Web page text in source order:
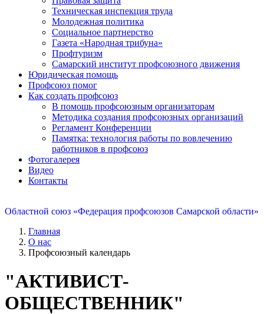
Техническая инспекция труда
Молодежная политика
Социальное партнерство
Газета «Народная трибуна»
Профтуризм
Самарский институт профсоюзного движения
Юридическая помощь
Профсоюз помог
Как создать профсоюз
В помощь профсоюзным организаторам
Методика создания профсоюзных организаций
Регламент Конференции
Памятка: технология работы по вовлечению
работников в профсоюз
Фотогалерея
Видео
Контакты
Областной союз «Федерация профсоюзов Самарской области»
Главная
О нас
Профсоюзный календарь
"АКТИВИСТ-
ОБЩЕСТВЕННИК"